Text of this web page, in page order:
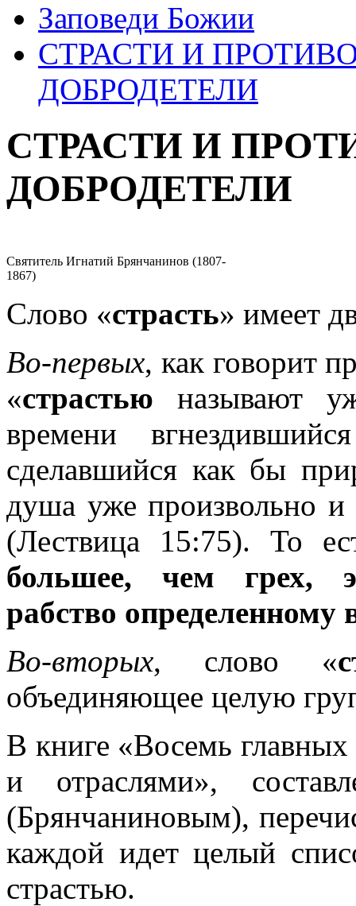
Заповеди Божии
СТРАСТИ И
ДОБРОДЕТЕЛИ
СТРАСТИ И
ДОБРОДЕТЕЛИ
Святитель Игнатий Брянчанинов (1807-
1867)
Слово «страсть» имеет
Во-первых, как говорит
«страстью называют
времени
сделавшийся как бы
душа уже произвольно и
(Лествица 15:75). То
большее, чем грех,
рабство определенному
Во-вторых, слово «
объединяющее целую
В книге «Восемь главных
и отраслями»,
(Брянчаниновым),
каждой идет целый
страстью.